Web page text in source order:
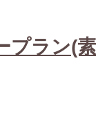
プラン(